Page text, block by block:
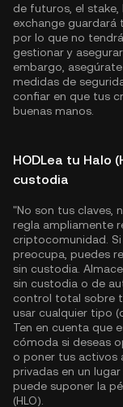
de futuros, el stake,
exchange guardará
por lo que no
gestionar y
embargo,
medidas de
confiar en que tus
buenas manos.
HODLea tu Halo
custodia
"No son tus claves,
regla ampliamente
criptocomunidad.
preocupa, puedes
sin custodia.
sin custodia o de
control total sobre
usar cualquier tipo
Ten en cuenta que
cómoda si deseas
o poner tus activos
privadas en un
puede suponer la
(HLO).